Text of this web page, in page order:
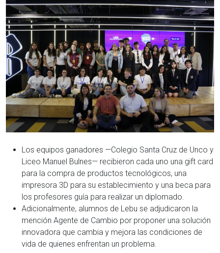
Los equipos ganadores —Colegio Santa Cruz de Unco y
Liceo Manuel Bulnes— recibieron cada uno una gift card
para la compra de productos tecnológicos, una
impresora 3D para su establecimiento y una beca para
los profesores guía para realizar un diplomado.
Adicionalmente, alumnos de Lebu se adjudicaron la
mención Agente de Cambio por proponer una solución
innovadora que cambia y mejora las condiciones de
vida de quienes enfrentan un problema.